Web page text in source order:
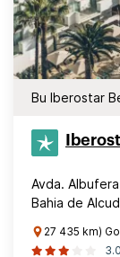
Bu Iberostar
Avda.
Bahia de
27 435 km)